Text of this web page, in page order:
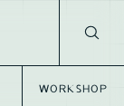
WORKSHOP